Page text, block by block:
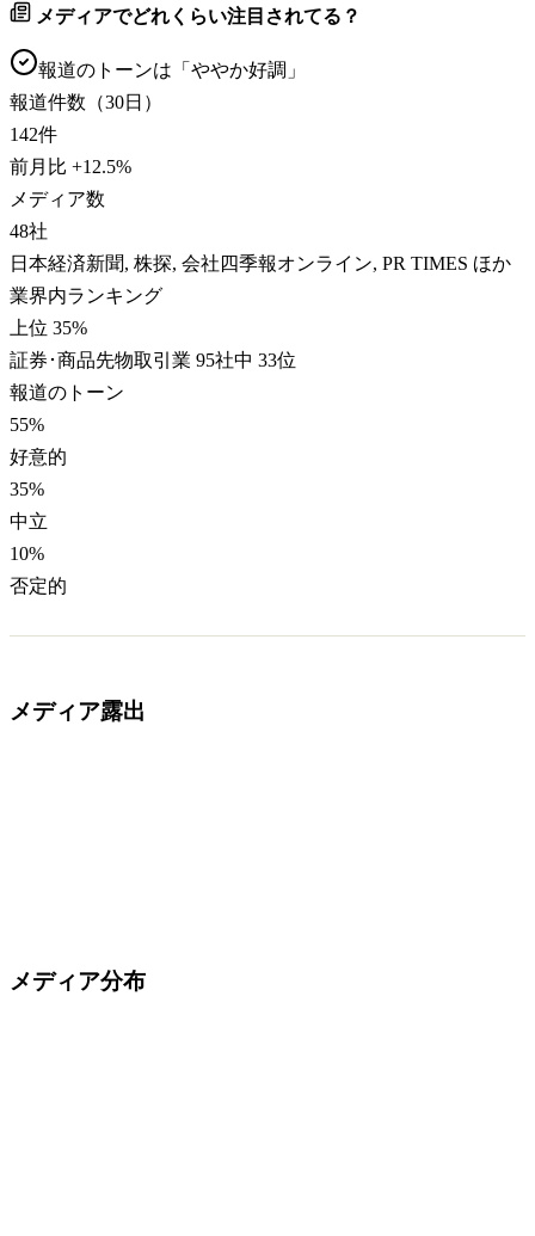
メディアでどれくらい注目されてる？
報道のトーンは「 ややか好調 」
報道件数（30日）
142件
前月比 +12.5%
メディア数
48社
日本経済新聞, 株探, 会社四季報オンライン, PR TIMES ほか
業界内ランキング
上位 35%
証券･商品先物取引業 95社中 33位
報道のトーン
55%
好意的
35%
中立
10%
否定的
メディア露出
メディア分布